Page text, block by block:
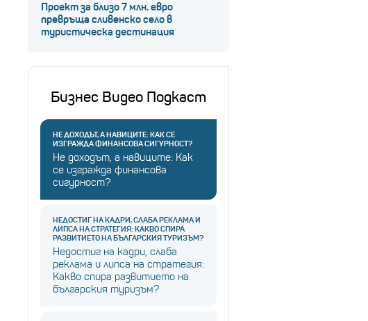
Проект за близо 7 млн. евро
превръща сливенско село в
туристическа дестинация
Бизнес Видео Подкаст
НЕ ДОХОДЪТ, А НАВИЦИТЕ: КАК СЕ
ИЗГРАЖДА ФИНАНСОВА СИГУРНОСТ?
Не доходът, а навиците: Как
се изгражда финансова
сигурност?
НЕДОСТИГ НА КАДРИ, СЛАБА РЕКЛАМА И
ЛИПСА НА СТРАТЕГИЯ: КАКВО СПИРА
РАЗВИТИЕТО НА БЪЛГАРСКИЯ ТУРИЗЪМ?
Недостиг на кадри, слаба
реклама и липса на стратегия:
Какво спира развитието на
българския туризъм?